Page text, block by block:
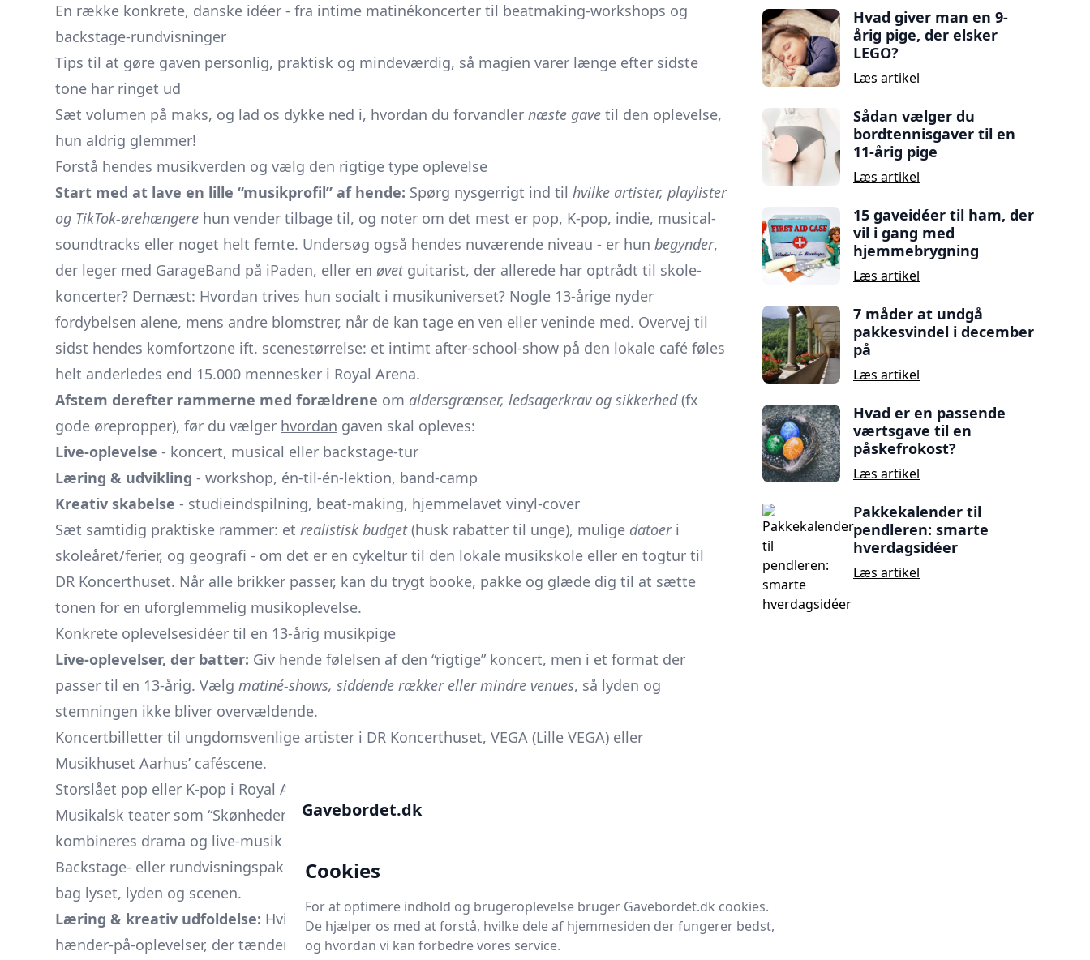
En række konkrete, danske idéer - fra intime matinékoncerter til beatmaking-workshops og
backstage-rundvisninger
Tips til at gøre gaven personlig, praktisk og mindeværdig, så magien varer længe efter sidste
tone har ringet ud
Sæt volumen på maks, og lad os dykke ned i, hvordan du forvandler næste gave til den oplevelse,
hun aldrig glemmer!
Forstå hendes musikverden og vælg den rigtige type oplevelse
Start med at lave en lille “musikprofil” af hende: Spørg nysgerrigt ind til hvilke artister, playlister
og TikTok-ørehængere hun vender tilbage til, og noter om det mest er pop, K-pop, indie, musical-
soundtracks eller noget helt femte. Undersøg også hendes nuværende niveau - er hun begynder,
der leger med GarageBand på iPaden, eller en øvetguitarist, der allerede har optrådt til skole­
koncerter? Dernæst: Hvordan trives hun socialt i musik­universet? Nogle 13-årige nyder
fordybelsen alene, mens andre blomstrer, når de kan tage en ven eller veninde med. Overvej til
sidst hendes komfortzone ift. scenestørrelse: et intimt after-school-show på den lokale café føles
helt anderledes end 15.000 mennesker i Royal Arena.
Afstem derefter rammerne med forældrene om aldersgrænser, ledsagerkrav og sikkerhed(fx
gode ørepropper), før du vælger hvordan gaven skal opleves:
Live-oplevelse - koncert, musical eller backstage-tur
Læring & udvikling - workshop, én-til-én-lektion, band-camp
Kreativ skabelse - studieindspilning, beat-making, hjemmelavet vinyl-cover
Sæt samtidig praktiske rammer: et realistisk budget(husk rabatter til unge), mulige datoeri
skoleåret/ferier, og geografi - om det er en cykeltur til den lokale musikskole eller en tog­tur til
DR Koncerthuset. Når alle brikker passer, kan du trygt booke, pakke og glæde dig til at sætte
tonen for en uforglemmelig musikoplevelse.
Konkrete oplevelsesidéer til en 13-årig musikpige
Live-oplevelser, der batter: Giv hende følelsen af den “rigtige” koncert, men i et format der
passer til en 13-årig. Vælg matiné-shows, siddende rækker eller mindre venues, så lyden og
stemningen ikke bliver overvældende.
Koncertbilletter til ungdomsvenlige artister i DR Koncerthuset, VEGA (Lille VEGA) eller
Musikhuset Aarhus’ caféscene.
Storslået pop eller K-pop i Royal Arena - men book sektioner med stole og god udsigt.
Musikalsk teater som “Skønheden & Udyret” eller “Midt om Natten” på de større scener; her
kombineres drama og live‐musik på en mere overskuelig måde.
Backstage- eller rundvisningspakker hos TRAIN (Aarhus) eller VEGA, hvor hun kan se teknikken
bag lyset, lyden og scenen.
Læring & kreativ udfoldelse: Hvis hun hellere viludvikle sit eget talent, kan du give hende
hænder-på-oplevelser, der tænder den indre musiker.
Hvad giver man en 9-
årig pige, der elsker
LEGO?
Læs artikel
Sådan vælger du
bordtennisgaver til en
11-årig pige
Læs artikel
15 gaveidéer til ham, der
vil i gang med
hjemmebrygning
Læs artikel
7 måder at undgå
pakkesvindel i december
på
Læs artikel
Hvad er en passende
værtsgave til en
påskefrokost?
Læs artikel
Pakkekalender til
pendleren: smarte
hverdagsidéer
Læs artikel
Gavebordet.dk
Cookies
For at optimere indhold og brugeroplevelse bruger Gavebordet.dk cookies.
De hjælper os med at forstå, hvilke dele af hjemmesiden der fungerer bedst,
og hvordan vi kan forbedre vores service.